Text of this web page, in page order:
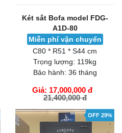
Két sắt Bofa model FDG-
A1D-80
Miễn phí vận chuyển
C80 * R51 * S44 cm
Trọng lượng: 119kg
Bảo hành: 36 tháng
Giá: 17,000,000 đ
21,400,000 đ
GIỎ HÀNG
OFF 29%